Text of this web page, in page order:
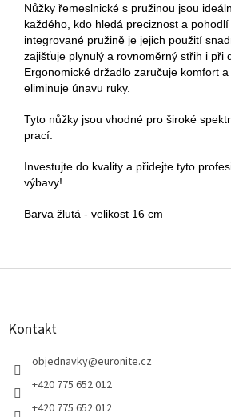
Nůžky řemeslnické s pružinou jsou
každého, kdo hledá preciznost a
integrované pružině je jejich použití
zajišťuje plynulý a rovnoměrný střih i při
Ergonomické držadlo zaručuje komfort
eliminuje únavu ruky.
Tyto nůžky jsou vhodné pro široké
prací.
Investujte do kvality a přidejte tyto
výbavy!
Barva žlutá - velikost 16 cm
Z
Kontakt
objednavky@euronite.cz
+420 775 652 012
+420 775 652 012